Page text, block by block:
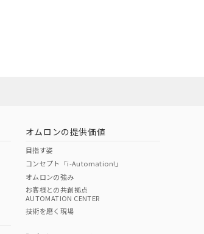
オムロンの提供価値
目指す姿
コンセプト「i-Automation!」
オムロンの強み
お客様との共創拠点
AUTOMATION CENTER
技術を磨く現場